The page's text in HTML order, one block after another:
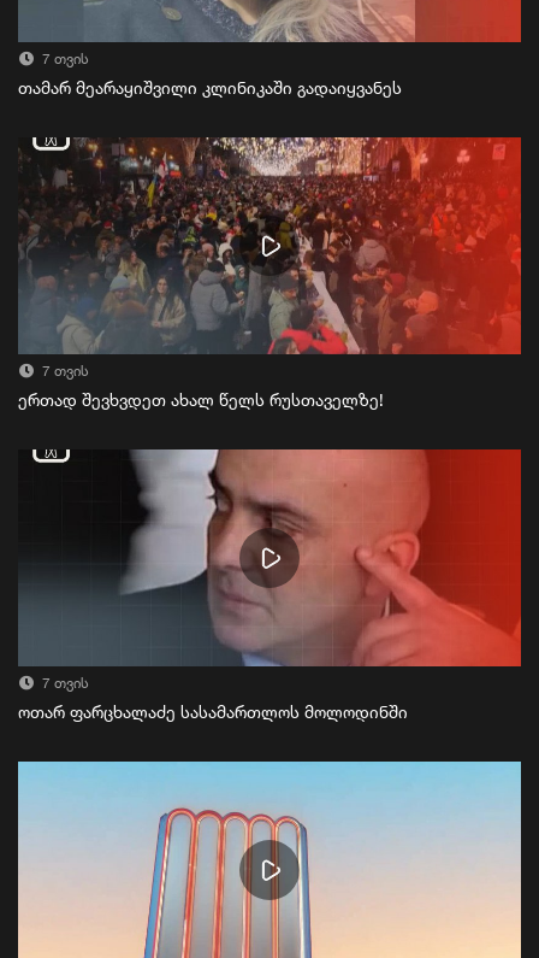
7 თვის
თამარ მეარაყიშვილი კლინიკაში გადაიყვანეს
7 თვის
ერთად შევხვდეთ ახალ წელს რუსთაველზე!
7 თვის
ოთარ ფარცხალაძე სასამართლოს მოლოდინში